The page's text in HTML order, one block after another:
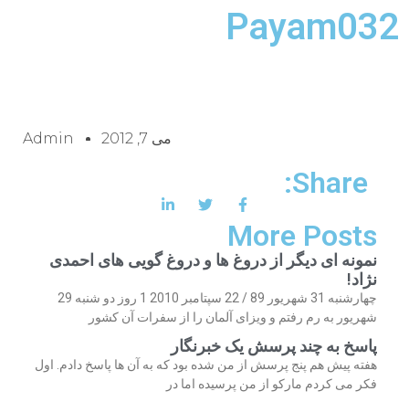
Payam032
می 7, 2012 Admin
Share:
More Posts
نمونه ای دیگر از دروغ ها و دروغ گویی های احمدی
نژاد!
چهارشنبه 31 شهریور 89 / 22 سپتامبر 2010 1 روز دو شنبه 29
شهریور به رم رفتم و ویزای آلمان را از سفرات آن کشور
پاسخ به چند پرسش یک خبرنگار
هفته پیش هم پنج پرسش از من شده بود که به آن ها پاسخ دادم. اول
فکر می کردم مارکو از من پرسیده اما در